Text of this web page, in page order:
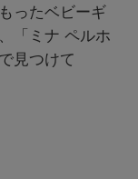
ったベビーギ
「ミナ ペルホ
見つけて